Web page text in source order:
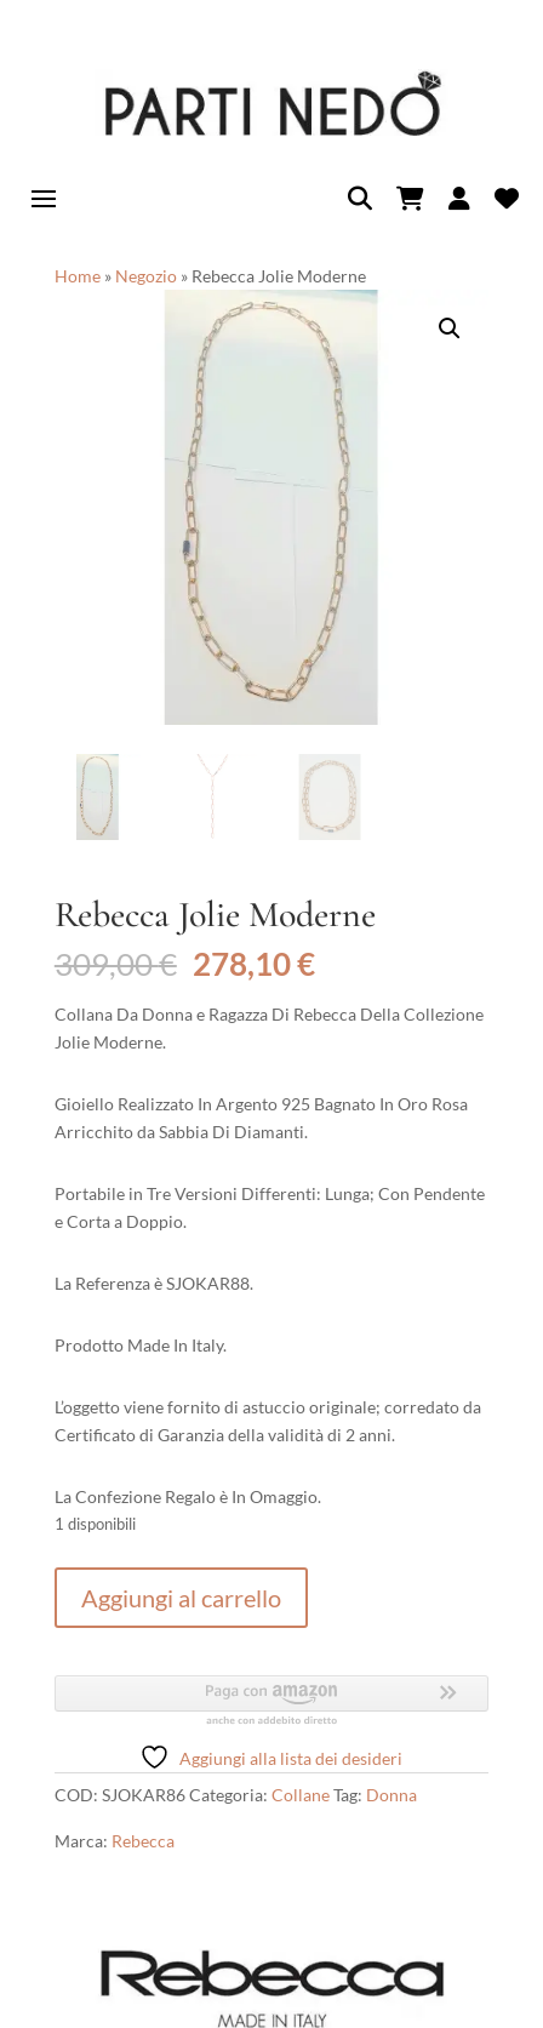
Home» Negozio» Rebecca Jolie Moderne
Rebecca Jolie Moderne
309,00€ Il
prezzo
originale
278,10€Il
attuale
Collana Da Donna e Ragazza Di Rebecca Della Collezione
Jolie Moderne.
Gioiello Realizzato In Argento 925 Bagnato In Oro Rosa
Arricchito da Sabbia Di Diamanti.
Portabile in Tre Versioni Differenti: Lunga; Con Pendente
e Corta a Doppio.
La Referenza è SJOKAR88.
Prodotto Made In Italy.
L’oggetto viene fornito di astuccio originale; corredato da
Certificato di Garanzia della validità di 2 anni.
La Confezione Regalo è In Omaggio.
1 disponibili
JolieAggiungi al carrello
Aggiungi alla lista dei desideri
COD: SJOKAR86Categoria: CollaneTag: Donna
Marca: Rebecca